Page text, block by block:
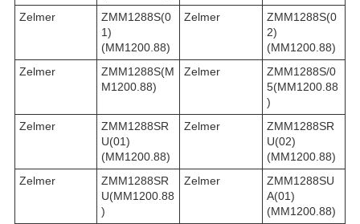
Zelmer
ZMM1288S(0
1)
(MM1200.88)
Zelmer
ZMM1288S(0
2)
(MM1200.88)
Zelmer
ZMM1288S(M
M1200.88)
Zelmer
ZMM1288S/0
5(MM1200.88
)
Zelmer
ZMM1288SR
U(01)
(MM1200.88)
Zelmer
ZMM1288SR
U(02)
(MM1200.88)
Zelmer
ZMM1288SR
U(MM1200.88
)
Zelmer
ZMM1288SU
A(01)
(MM1200.88)